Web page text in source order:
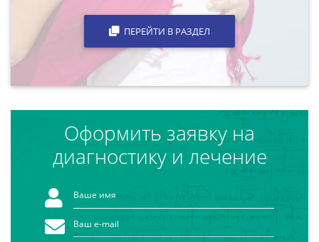
ПЕРЕЙТИ В РАЗДЕЛ
Оформить заявку на
диагностику и лечение